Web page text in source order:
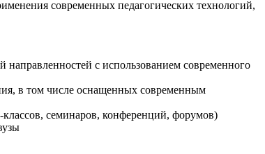
современных педагогических технологий,
направленностей с использованием современного
в том числе оснащенных современным
классов, семинаров, конференций, форумов)